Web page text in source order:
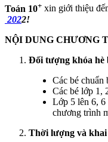
Toán 10+ xin giới thiệu
2022!
NỘI DUNG CHƯƠNG
Đối tượng khóa hè
Các bé chuẩn
Các bé lớp 1,
Lớp 5 lên 6, 6
chương trình
Thời lượng và